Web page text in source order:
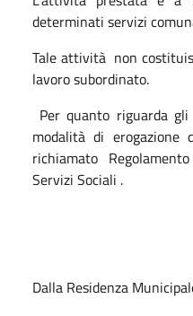
determinati servizi
Tale attività non
lavoro subordinato.
Per quanto riguarda
modalità di erogazione
richiamato
Servizi Sociali .
Dalla Residenza